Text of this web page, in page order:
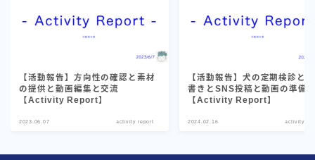
【活動報告】方向性の確認と素材
の提供と動画編集と交流
【Activity Report】
2023.06.07 activity report
【活動報告】犬の定期検診と
書きとSNS投稿と動画の準備
【Activity Report】
2024.02.16 activity